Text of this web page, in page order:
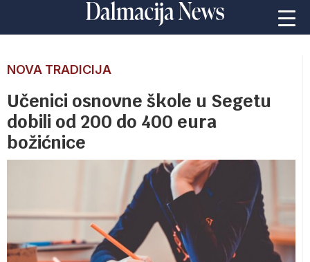
NOVA TRADICIJA
Učenici osnovne škole u Segetu
dobili od 200 do 400 eura
božićnice